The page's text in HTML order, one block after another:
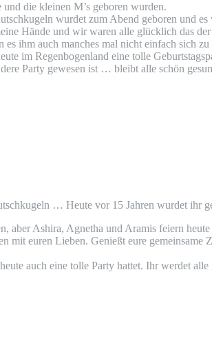
die kleinen M’s geboren wurden.
wurdet zum Abend geboren und
Hände und wir waren alle glücklich das
ihm auch manches mal nicht einfach sich
im Regenbogenland eine tolle
Party gewesen ist … bleibt alle schön
… Heute vor 15 Jahren wurdet ihr
aber Ashira, Agnetha und Aramis feiern
euren Lieben. Genießt eure gemeinsame
auch eine tolle Party hattet. Ihr werdet